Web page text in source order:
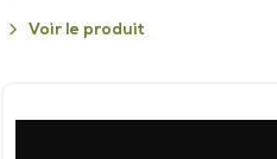
Voir le produit